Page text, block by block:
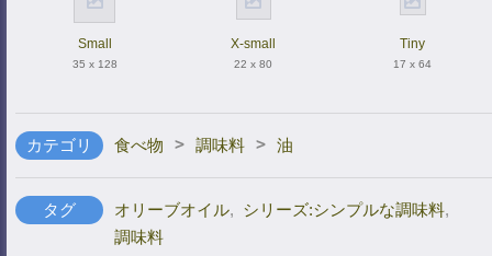
Small
35 x 128
X-small
22 x 80
Tiny
17 x 64
カテゴリ 食べ物 > 調味料 > 油
タグ オリーブオイル, シリーズ:シンプルな調味料,
調味料